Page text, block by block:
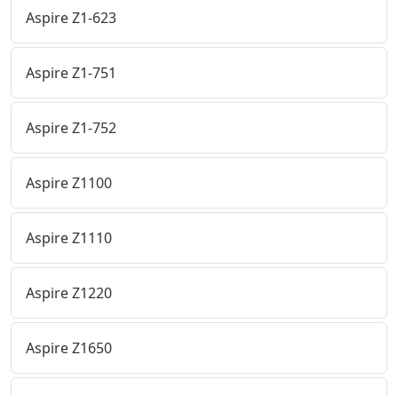
Aspire Z1-623
Aspire Z1-751
Aspire Z1-752
Aspire Z1100
Aspire Z1110
Aspire Z1220
Aspire Z1650